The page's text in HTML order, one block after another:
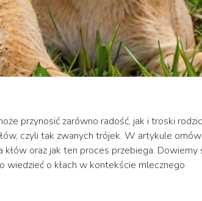
przynosić zarówno radość, jak i troski
czyli tak zwanych trójek. W artykule
oraz jak ten proces przebiega. Dowiemy
wiedzieć o kłach w kontekście mlecznego